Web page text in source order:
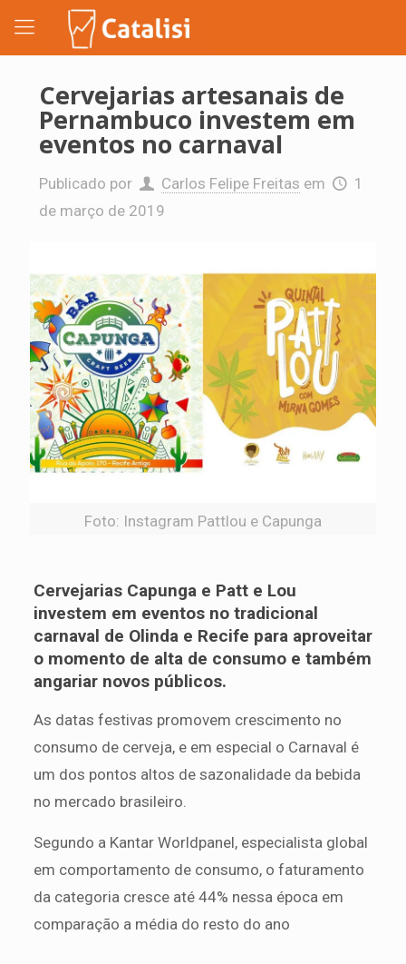
Cervejarias artesanais de
Pernambuco investem em
eventos no carnaval
Publicado por Carlos Felipe Freitas em
1
de março de 2019
Foto: Instagram Pattlou e Capunga
Cervejarias Capunga e Patt e Lou
investem em eventos no tradicional
carnaval de Olinda e Recife para aproveitar
o momento de alta de consumo e também
angariar novos públicos.
As datas festivas promovem crescimento no
consumo de cerveja, e em especial o Carnaval é
um dos pontos altos de sazonalidade da bebida
no mercado brasileiro.
Segundo a Kantar Worldpanel, especialista global
em comportamento de consumo, o faturamento
da categoria cresce até 44% nessa época em
comparação a média do resto do ano